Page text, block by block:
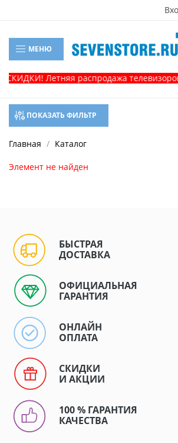
МЕНЮ
Летняя распродажа
ПОКАЗАТЬ ФИЛЬТР
Главная Каталог
Элемент не найден
БЫСТРАЯ
ДОСТАВКА
ОФИЦИАЛЬНАЯ
ГАРАНТИЯ
ОНЛАЙН
ОПЛАТА
СКИДКИ
И АКЦИИ
100 % ГАРАНТИЯ
КАЧЕСТВА